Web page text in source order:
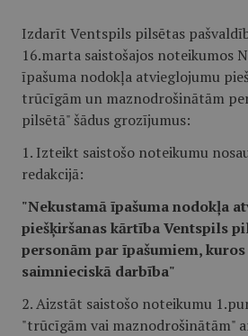
Izdarīt Ventspils pilsētas
16.marta saistošajos noteikumos
īpašuma nodokļa atvieglojumu
trūcīgām un maznodrošinātām
pilsētā" šādus grozījumus:
1. Izteikt saistošo noteikumu
redakcijā:
"Nekustamā īpašuma nodokļa
piešķiršanas kārtība Ventspils
personām par īpašumiem,
saimnieciskā darbība"
2. Aizstāt saistošo noteikumu
"trūcīgām vai maznodrošinātām"